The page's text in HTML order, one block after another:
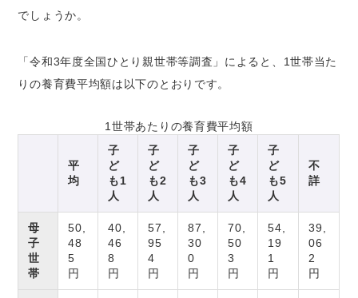
でしょうか。
「令和3年度全国ひとり親世帯等調査」によると、1世帯当た
りの養育費平均額は以下のとおりです。
1世帯あたりの養育費平均額
平
均
子
ど
も1
人
子
ど
も2
人
子
ど
も3
人
子
ど
も4
人
子
ど
も5
人
不
詳
母
子
世
帯
50,
48
5
円
40,
46
8
円
57,
95
4
円
87,
30
0
円
70,
50
3
円
54,
19
1
円
39,
06
2
円